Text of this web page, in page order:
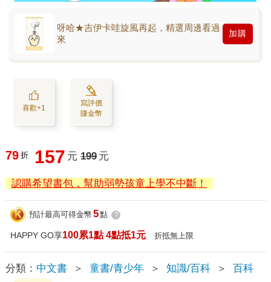
呀哈★吉伊卡哇旋風再起，精選周邊看過
來
加購
喜歡+1
寫評價
賺金幣
79 折 157 元 199 元
認購希望書包，幫助弱勢孩童上學不中斷！
預計最高可得金幣 5點 ?
HAPPY GO享100累1點 4點抵1元 折抵無上限
分類： 中文書 ＞ 童書/青少年 ＞ 知識/百科 ＞ 百科